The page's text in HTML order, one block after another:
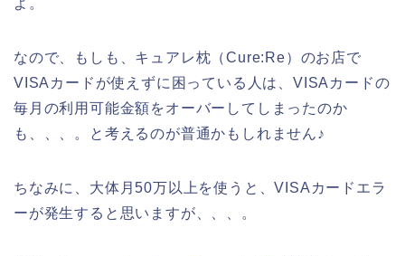
なので、もしも、キュアレ枕（Cure:Re）のお店で
VISAカードが使えずに困っている人は、VISAカードの
毎月の利用可能金額をオーバーしてしまったのか
も、、、。と考えるのが普通かもしれません♪
ちなみに、大体月50万以上を使うと、VISAカードエラ
ーが発生すると思いますが、、、。